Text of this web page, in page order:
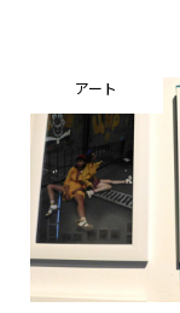
アート